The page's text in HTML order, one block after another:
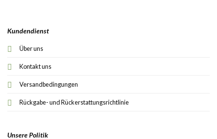
Kundendienst
Über uns
Kontakt uns
Versandbedingungen
Rückgabe- und Rückerstattungsrichtlinie
Unsere Politik